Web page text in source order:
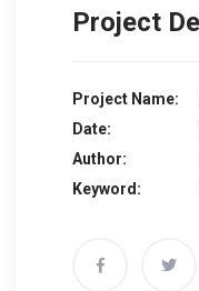
Project
Project Name:
Date:
Author:
Keyword: